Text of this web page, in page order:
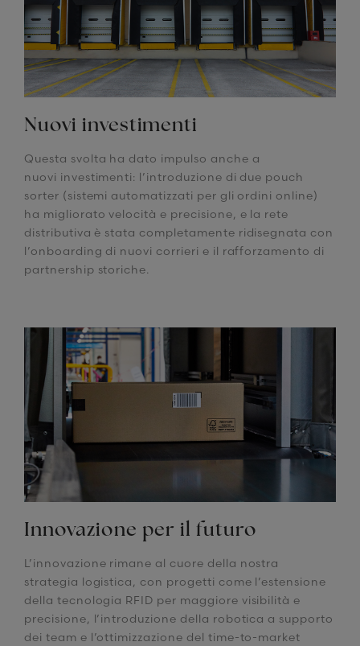
Nuovi investimenti
Questa svolta ha dato impulso anche a
nuovi investimenti: l’introduzione di due pouch
sorter (sistemi automatizzati per gli ordini online)
ha migliorato velocità e precisione, e la rete
distributiva è stata completamente ridisegnata con
l’onboarding di nuovi corrieri e il rafforzamento di
partnership storiche.
Innovazione per il futuro
L’innovazione rimane al cuore della nostra
strategia logistica, con progetti come l’estensione
della tecnologia RFID per maggiore visibilità e
precisione, l’introduzione della robotica a supporto
dei team e l’ottimizzazione del time-to-market